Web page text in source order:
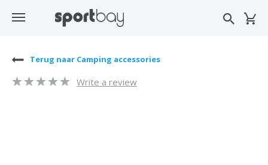
Terug naar Camping accessories
Write a review